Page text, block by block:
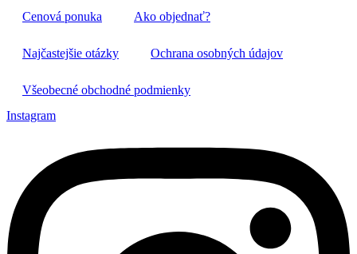
Cenová ponuka Ako objednať?
Najčastejšie otázky Ochrana osobných údajov
Všeobecné obchodné podmienky
Instagram